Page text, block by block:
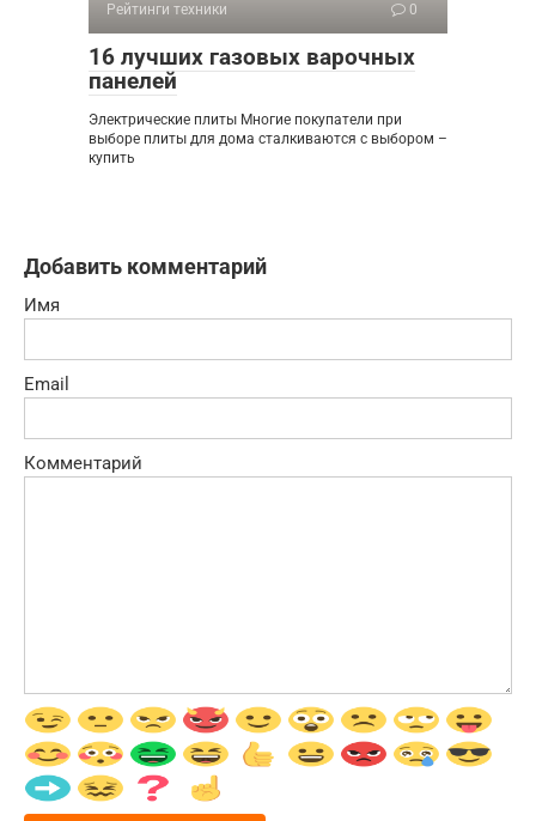
Рейтинги техники 0
16 лучших газовых варочных
панелей
Электрические плиты Многие покупатели при
выборе плиты для дома сталкиваются с выбором –
купить
Добавить комментарий
Имя
Email
Комментарий